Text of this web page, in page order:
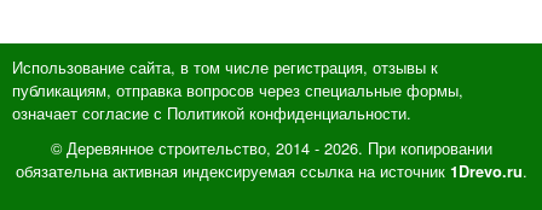
Использование сайта, в том числе регистрация, отзывы к
публикациям, отправка вопросов через специальные формы,
означает согласие с Политикой конфиденциальности.
© Деревянное строительство, 2014 - 2026. При копировании
обязательна активная индексируемая ссылка на источник 1Drevo.ru.